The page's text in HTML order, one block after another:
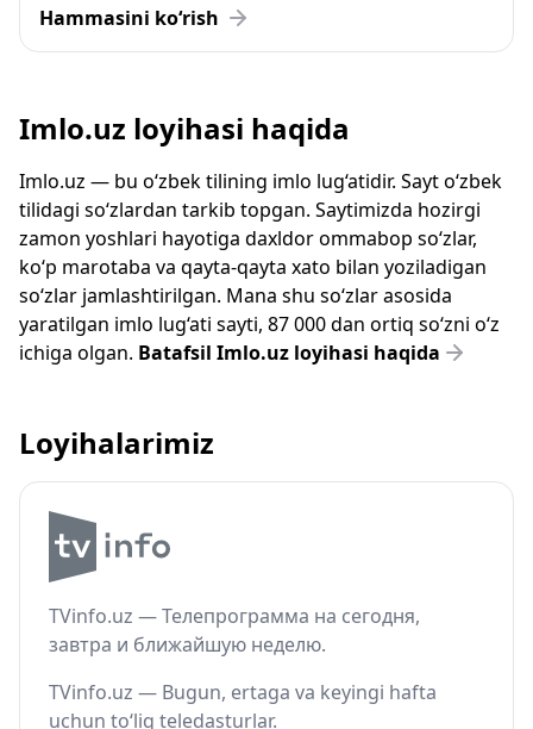
Hammasini ko‘rish
Imlo.uz loyihasi haqida
Imlo.uz — bu o‘zbek tilining imlo lug‘atidir. Sayt o‘zbek
tilidagi so‘zlardan tarkib topgan. Saytimizda hozirgi
zamon yoshlari hayotiga daxldor ommabop so‘zlar,
ko‘p marotaba va qayta-qayta xato bilan yoziladigan
so‘zlar jamlashtirilgan. Mana shu so‘zlar asosida
yaratilgan imlo lug‘ati sayti, 87 000 dan ortiq so‘zni o‘z
ichiga olgan. Batafsil Imlo.uz loyihasi haqida
Loyihalarimiz
TVinfo.uz — Телепрограмма на сегодня,
завтра и ближайшую неделю.
TVinfo.uz — Bugun, ertaga va keyingi hafta
uchun to‘liq teledasturlar.